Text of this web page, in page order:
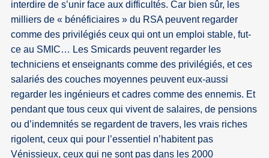
interdire de s’unir face aux difficultés. Car bien sûr, les
milliers de « bénéficiaires » du RSA peuvent regarder
comme des privilégiés ceux qui ont un emploi stable, fut-
ce au SMIC… Les Smicards peuvent regarder les
techniciens et enseignants comme des privilégiés, et ces
salariés des couches moyennes peuvent eux-aussi
regarder les ingénieurs et cadres comme des ennemis. Et
pendant que tous ceux qui vivent de salaires, de pensions
ou d’indemnités se regardent de travers, les vrais riches
rigolent, ceux qui pour l’essentiel n’habitent pas
Vénissieux, ceux qui ne sont pas dans les 2000